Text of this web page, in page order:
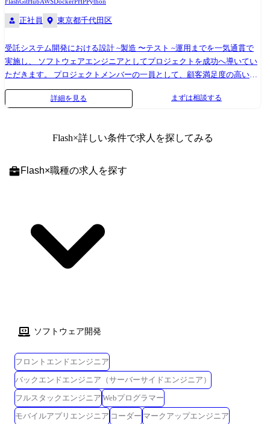
題発見と改善提案 ・エンジニアとの協働によるデータ基盤構築、データ
正社員 東京都千代田区
受託システム開発における設計 ~製造 〜テスト ~運用までを一気通貫で
実施し、 ソフトウェアエンジニアとしてプロジェクトを成功へ導いてい
ただきます。 プロジェクトメンバーの一員として、顧客満足度の高いシ
ステムを開発するために 意見を出し合いながら問題を解決していくこと
が求められます。 【変更の範囲※1】 会社内の全ての業務、客先の業
って変わり得る就業場所・業務の範囲を指します。 具体的な仕事内容 ●
で実施) ●各種ミーティング 使用技術 PHP(Laravel)、Python、node.js、C#
詳細を見る まずは相談する
Flash×詳しい条件で求人を探してみる
Flash×職種の求人を探す
ソフトウェア開発
フロントエンドエンジニア
バックエンドエンジニア（サーバーサイドエンジニア）
フルスタックエンジニア Webプログラマー
モバイルアプリエンジニア コーダー マークアップエンジニア